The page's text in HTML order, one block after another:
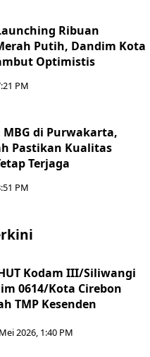
Ribuan
Putih, Dandim Kota
Optimistis
PM
MBG di Purwakarta,
Pastikan Kualitas
Terjaga
PM
Kodam III/Siliwangi
0614/Kota Cirebon
TMP Kesenden
2026, 1:40 PM